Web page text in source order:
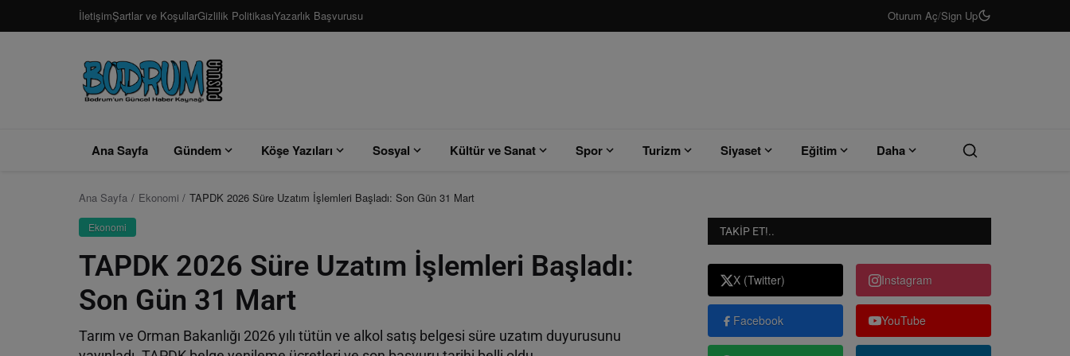
İletişimŞartlar ve KoşullarGizlilik PolitikasıYazarlık Başvurusu Oturum Aç/Sign Up
Ana Sayfa Gündem Köşe Yazıları Sosyal Kültür ve Sanat Spor Turizm Siyaset Eğitim Daha
Ana Sayfa Ekonomi TAPDK 2026 Süre Uzatım İşlemleri Başladı: Son Gün 31 Mart
Ekonomi
TAPDK 2026 Süre Uzatım İşlemleri Başladı:
Son Gün 31 Mart
Tarım ve Orman Bakanlığı 2026 yılı tütün ve alkol satış belgesi süre uzatım duyurusunu
TAKIP ET!..
X (Twitter) Instagram
Facebook YouTube